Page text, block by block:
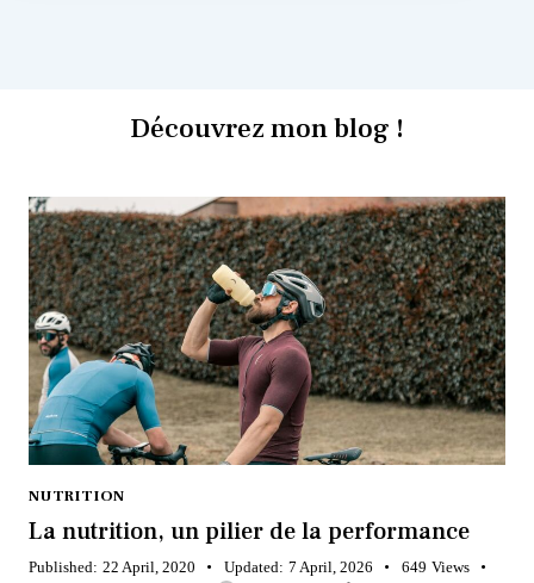
Découvrez mon blog !
NUTRITION
La nutrition, un pilier de la performance
Published: 22 April, 2020 Updated: 7 April, 2026 649 Views